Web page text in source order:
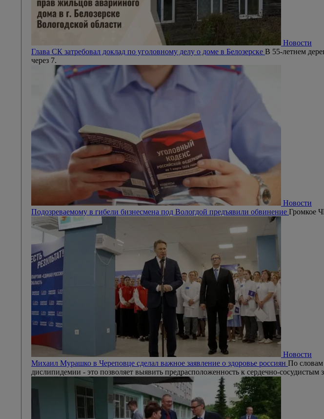
Новости
Глава СК затребовал доклад по уголовному делу о доме в Белозерске В 55-летнем
через 7.
Новости
Подозреваемому в гибели бизнесмена под Вологдой предъявили обвинение Громкое
Новости
Михаил Мурашко в Череповце сделал важное заявление о здоровье россиян По словам
дислипидемии - это позволяет выявить предрасположенность к сердечно-сосудистым